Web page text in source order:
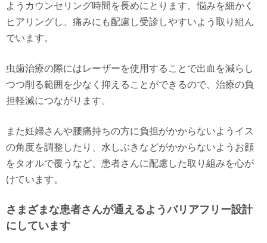
ようカウンセリング時間を長めにとります。悩みを細かく
ヒアリングし、痛みにも配慮し受診しやすいよう取り組ん
でいます。
虫歯治療の際にはレーザーを使用することで出血を減らし
つつ削る範囲を少なく抑えることができるので、治療の負
担軽減につながります。
また妊婦さんや腰痛持ちの方に負担がかからないようイス
の角度を調整したり、水しぶきなどがかからないようお顔
をタオルで覆うなど、患者さんに配慮した取り組みを心が
けています。
さまざまな患者さんが通えるようバリアフリー設計
にしています